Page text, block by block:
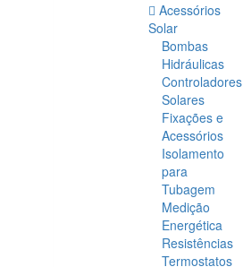
Acessórios
Solar
Bombas
Hidráulicas
Controladores
Solares
Fixações e
Acessórios
Isolamento
para
Tubagem
Medição
Energética
Resistências
Termostatos